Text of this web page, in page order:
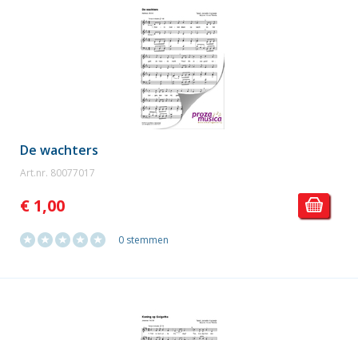
De wachters
Art.nr. 80077017
€ 1,00
0 stemmen